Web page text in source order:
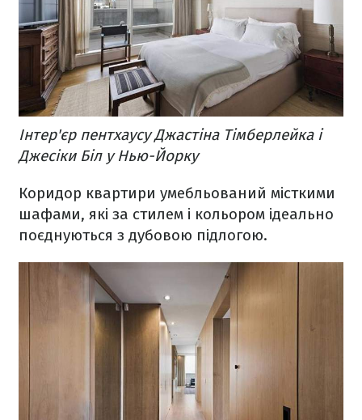
Інтер'єр пентхаусу Джастіна Тімберлейка і
Джесіки Біл у Нью-Йорку
Коридор квартири умебльований місткими
шафами, які за стилем і кольором ідеально
поєднуються з дубовою підлогою.